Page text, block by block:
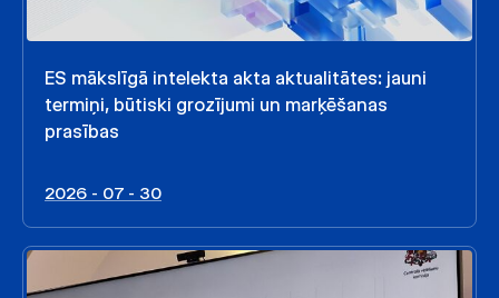
ES mākslīgā intelekta akta aktualitātes: jauni
termiņi, būtiski grozījumi un marķēšanas
prasības
2026 - 07 - 30